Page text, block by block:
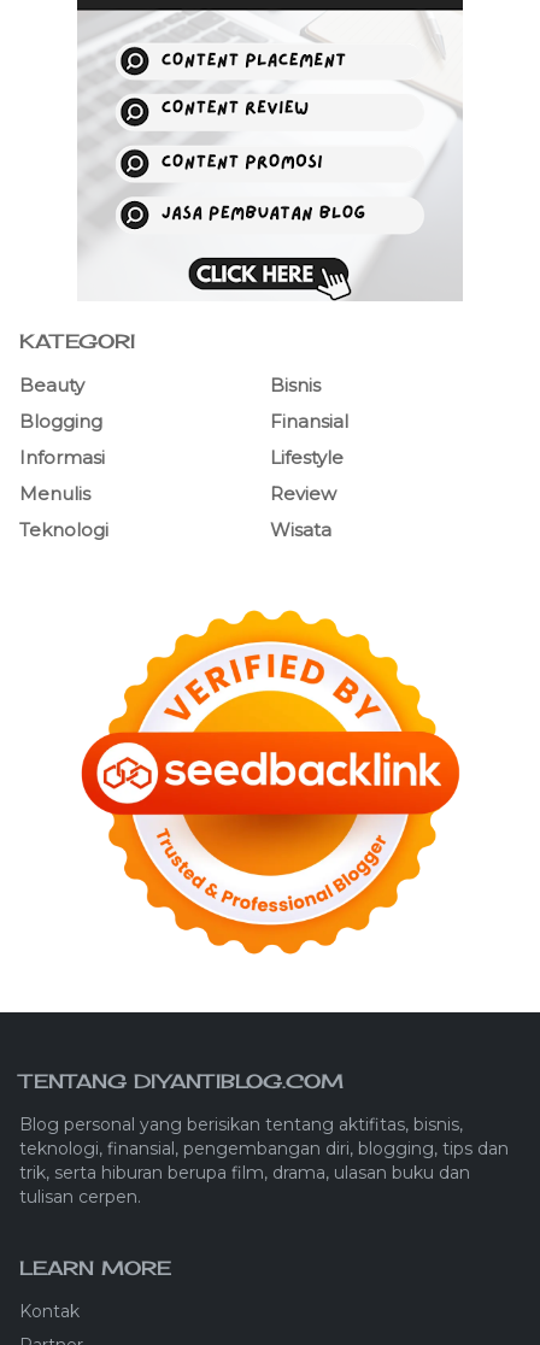
KATEGORI
Beauty
Bisnis
Blogging
Finansial
Informasi
Lifestyle
Menulis
Review
Teknologi
Wisata
TENTANG DIYANTIBLOG.COM
Blog personal yang berisikan tentang aktifitas, bisnis,
teknologi, finansial, pengembangan diri, blogging, tips dan
trik, serta hiburan berupa film, drama, ulasan buku dan
tulisan cerpen.
LEARN MORE
Kontak